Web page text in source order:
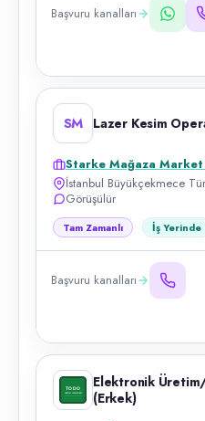
Başvuru kanalları
SM Lazer Kesim
Starke Mağaza Market
İstanbul Büyükçekmece
Görüşülür
Tam Zamanlı İş Yerinde
Başvuru kanalları
Elektronik
(Erkek)